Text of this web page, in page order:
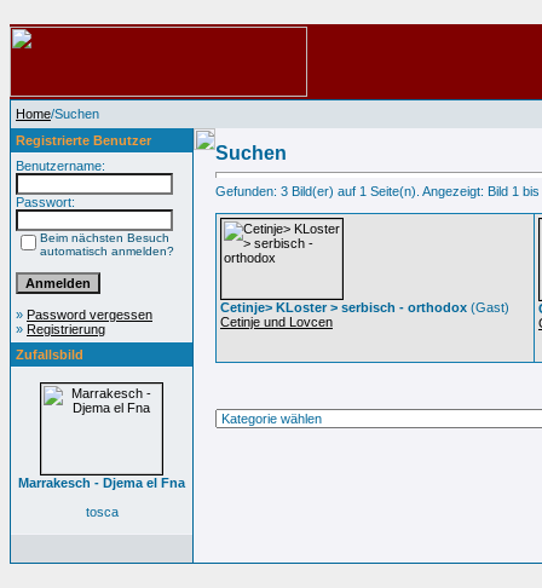
Home/Suchen
Registrierte Benutzer
Benutzername:
Passwort:
Beim nächsten Besuch
automatisch anmelden?
» Password vergessen
» Registrierung
Zufallsbild
Marrakesch - Djema el Fna
tosca
Suchen
Gefunden: 3 Bild(er) auf 1 Seite(n). Angezeigt: Bild 1 bis
Cetinje> KLoster > serbisch - orthodox (Gast)
Cetinje und Lovcen